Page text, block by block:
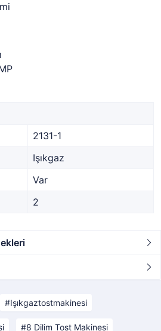
2131-1
Işıkgaz
Var
2
Işıkgaztostmakinesi
8 Dilim Tost Makinesi